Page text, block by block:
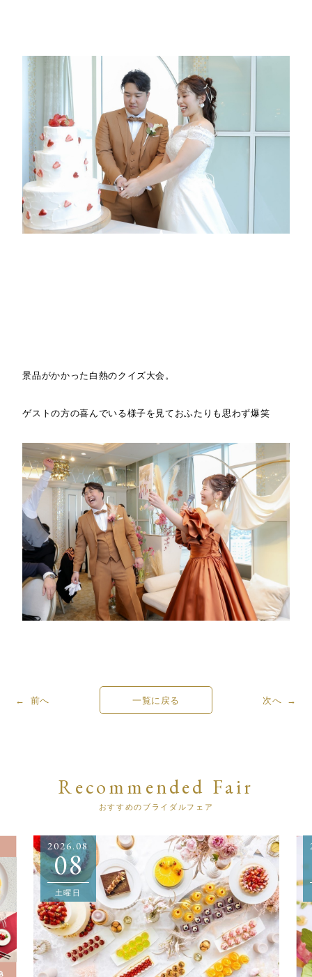
景品がかかった白熱のクイズ大会。
ゲストの方の喜んでいる様子を見ておふたりも思わず爆笑
← 前へ 一覧に戻る 次へ →
Recommended Fair
おすすめのブライダルフェア
2026.08
08
土曜日